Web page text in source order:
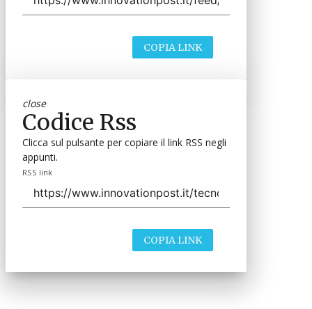
COPIA LINK
close
Codice Rss
Clicca sul pulsante per copiare il link RSS negli
appunti.
RSS link
COPIA LINK